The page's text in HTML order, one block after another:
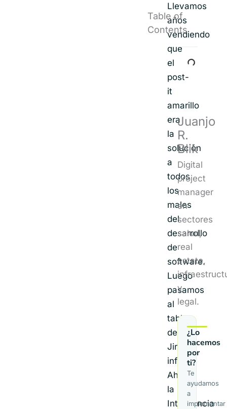
Llevamos
años
vendiendo
que
el
post-
it
amarillo
era
la
solución
a
todos
los
males
del
desarrollo
de
software.
Luego
pasamos
al
tablero
de
Jira
infinito.
Ahora,
la
Inteligencia
Table of
Contents
Juanjo
R.
Blik
Digital
project
manager
en
sectores
salud,
real
estate,
y
legal.
¿Lo
hacemos
por
ti?
Te
ayudamos
a
implementar